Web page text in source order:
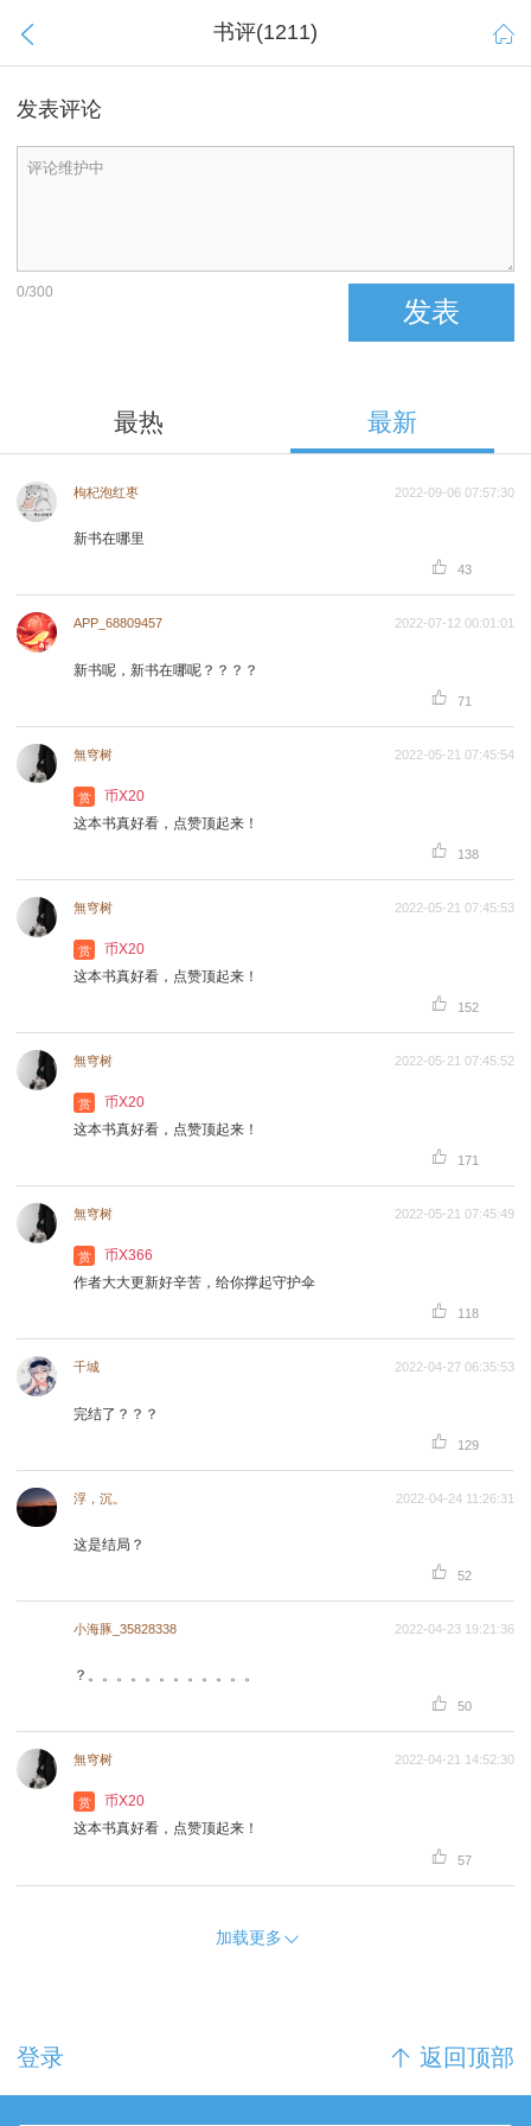
 书评(1211) 
发表评论
0/300
发表
最热 最新
枸杞泡红枣 2022-09-06 07:57:30
新书在哪里
 43
APP_68809457 2022-07-12 00:01:01
新书呢，新书在哪呢？？？？
 71
無穹树 2022-05-21 07:45:54
赏
币X20
这本书真好看，点赞顶起来！
 138
無穹树 2022-05-21 07:45:53
赏
币X20
这本书真好看，点赞顶起来！
 152
無穹树 2022-05-21 07:45:52
赏
币X20
这本书真好看，点赞顶起来！
 171
無穹树 2022-05-21 07:45:49
赏
币X366
作者大大更新好辛苦，给你撑起守护伞
 118
千城 2022-04-27 06:35:53
完结了？？？
 129
浮，沉。 2022-04-24 11:26:31
这是结局？
 52
小海豚_35828338 2022-04-23 19:21:36
？。。。。。。。。。。。。
 50
無穹树 2022-04-21 14:52:30
赏
币X20
这本书真好看，点赞顶起来！
 57
加载更多
登录  返回顶部